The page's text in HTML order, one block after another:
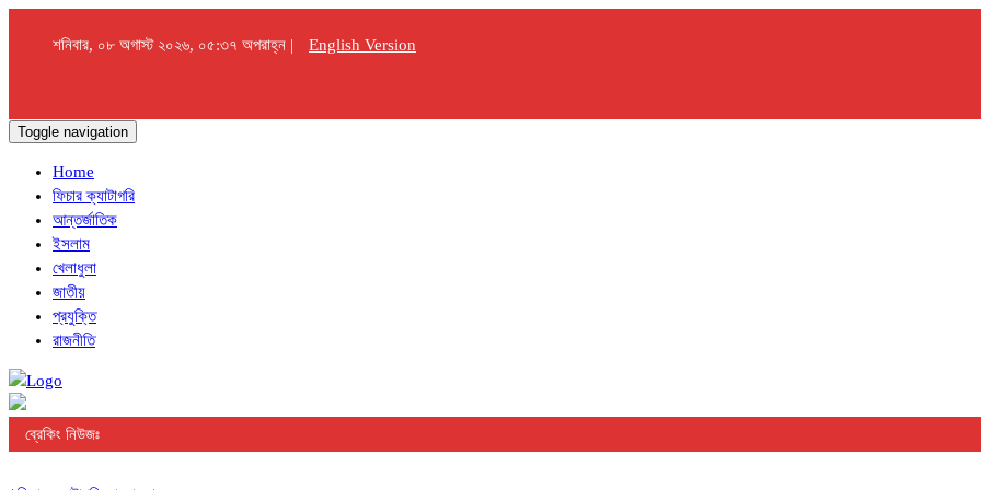
শনিবার, ০৮ অগাস্ট ২০২৬, ০৫:৩৭ অপরাহ্ন | English Version
Toggle navigation
Home
ফিচার ক্যাটাগরি
আন্তর্জাতিক
ইসলাম
খেলাধুলা
জাতীয়
প্রযুক্তি
রাজনীতি
ব্রেকিং নিউজঃ